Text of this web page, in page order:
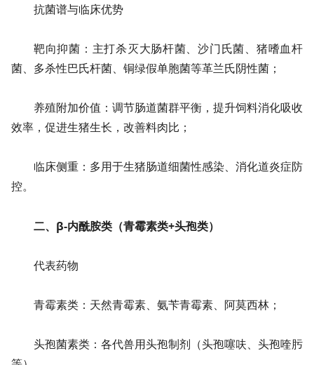
抗菌谱与临床优势
靶向抑菌：主打杀灭大肠杆菌、沙门氏菌、猪嗜血杆
菌、多杀性巴氏杆菌、铜绿假单胞菌等革兰氏阴性菌；
养殖附加价值：调节肠道菌群平衡，提升饲料消化吸收
效率，促进生猪生长，改善料肉比；
临床侧重：多用于生猪肠道细菌性感染、消化道炎症防
控。
二、β-内酰胺类（青霉素类+头孢类）
代表药物
青霉素类：天然青霉素、氨苄青霉素、阿莫西林；
头孢菌素类：各代兽用头孢制剂（头孢噻呋、头孢喹肟